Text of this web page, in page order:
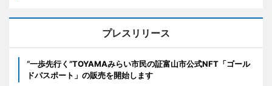
プレスリリース
“一歩先行く”TOYAMAみらい市民の証富山市公式NFT「ゴール
ドパスポート」の販売を開始します